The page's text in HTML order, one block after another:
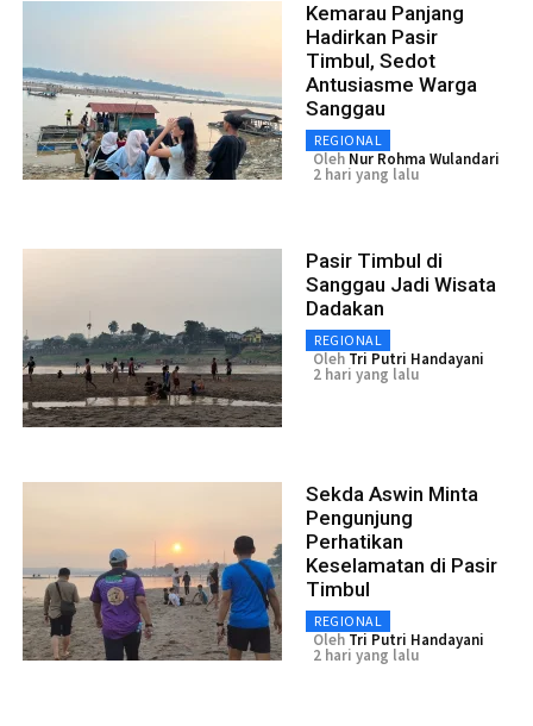
Kemarau Panjang
Hadirkan Pasir
Timbul, Sedot
Antusiasme Warga
Sanggau
REGIONAL
Oleh Nur Rohma Wulandari
2 hari yang lalu
Pasir Timbul di
Sanggau Jadi Wisata
Dadakan
REGIONAL
Oleh Tri Putri Handayani
2 hari yang lalu
Sekda Aswin Minta
Pengunjung
Perhatikan
Keselamatan di Pasir
Timbul
REGIONAL
Oleh Tri Putri Handayani
2 hari yang lalu